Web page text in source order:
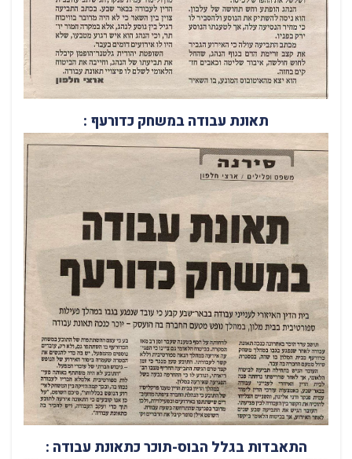
תאונת עבודה במשחק כדורעף :
התאבדות בגלל הבוס-תוכר כתאונת עבודה :